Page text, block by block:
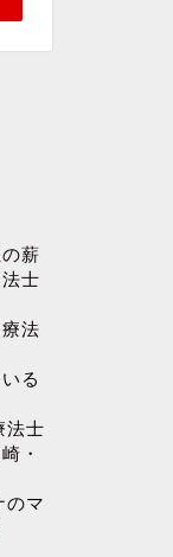
薪
士
法
る
法士
・
のマ